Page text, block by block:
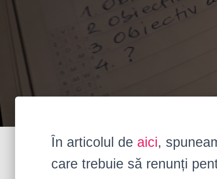
În articolul de aici,
care trebuie să renunți